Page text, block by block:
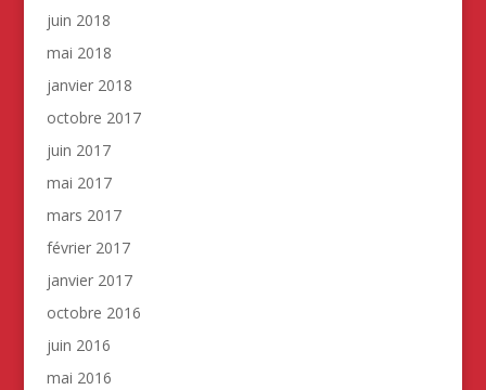
juin 2018
mai 2018
janvier 2018
octobre 2017
juin 2017
mai 2017
mars 2017
février 2017
janvier 2017
octobre 2016
juin 2016
mai 2016